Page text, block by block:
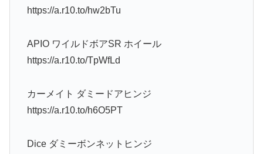
https://a.r10.to/hw2bTu
APIO ワイルドボアSR ホイール
https://a.r10.to/TpWfLd
カーメイト ダミードアヒンジ
https://a.r10.to/h6O5PT
Dice ダミーボンネットヒンジ